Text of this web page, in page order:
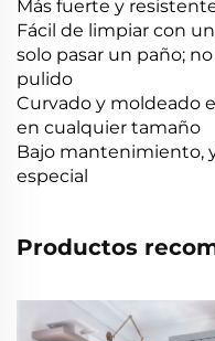
Más fuerte y
Fácil de limpiar con
solo pasar un paño;
pulido
Curvado y moldeado
en cualquier tamaño
Bajo mantenimiento,
especial
Productos